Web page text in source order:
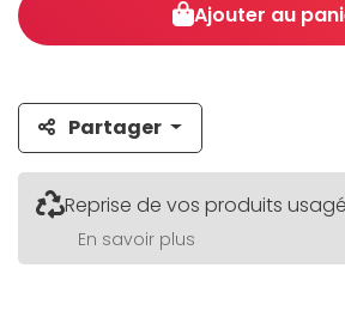
Ajouter au
Partager
Reprise de vos produits
En savoir plus